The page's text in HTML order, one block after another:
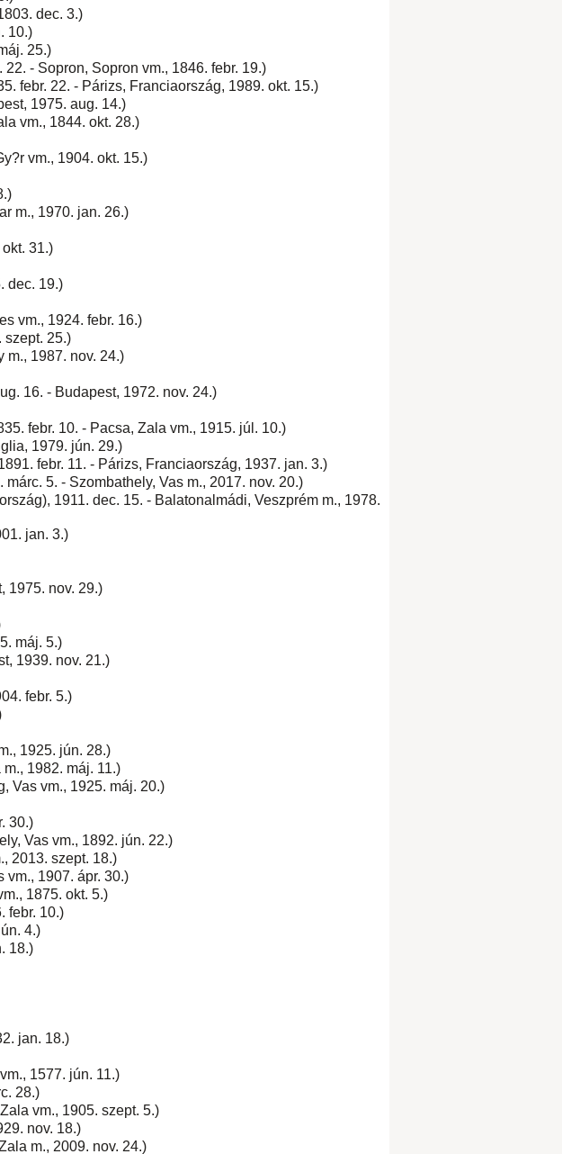
dec. 3.)
10.)
25.)
- Sopron, Sopron vm., 1846. febr. 19.)
febr. 22. - Párizs, Franciaország, 1989. okt. 15.)
1975. aug. 14.)
vm., 1844. okt. 28.)
vm., 1904. okt. 15.)
m., 1970. jan. 26.)
31.)
dec. 19.)
vm., 1924. febr. 16.)
szept. 25.)
m., 1987. nov. 24.)
16. - Budapest, 1972. nov. 24.)
febr. 10. - Pacsa, Zala vm., 1915. júl. 10.)
1979. jún. 29.)
febr. 11. - Párizs, Franciaország, 1937. jan. 3.)
5. - Szombathely, Vas m., 2017. nov. 20.)
1911. dec. 15. - Balatonalmádi, Veszprém m., 1978.
jan. 3.)
1975. nov. 29.)
máj. 5.)
1939. nov. 21.)
febr. 5.)
1925. jún. 28.)
1982. máj. 11.)
Vas vm., 1925. máj. 20.)
30.)
Vas vm., 1892. jún. 22.)
2013. szept. 18.)
vm., 1907. ápr. 30.)
1875. okt. 5.)
febr. 10.)
4.)
18.)
jan. 18.)
1577. jún. 11.)
28.)
vm., 1905. szept. 5.)
nov. 18.)
m., 2009. nov. 24.)